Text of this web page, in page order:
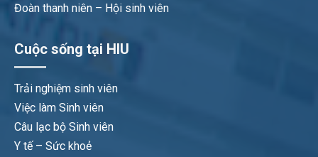
Đoàn thanh niên – Hội sinh viên
Cuộc sống tại HIU
Trải nghiệm sinh viên
Việc làm Sinh viên
Câu lạc bộ Sinh viên
Y tế – Sức khoẻ